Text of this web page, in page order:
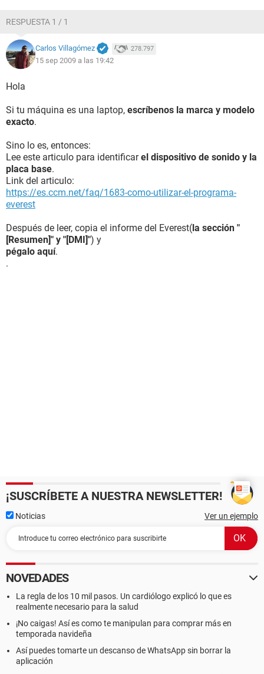
RESPUESTA 1 / 1
Carlos Villagómez 278.797
15 sep 2009 a las 19:42
Hola
Si tu máquina es una laptop, escríbenos la marca y modelo
exacto.
Sino lo es, entonces:
Lee este articulo para identificarel dispositivo de sonido y la
placa base.
Link del articulo:
https://es.ccm.net/faq/1683-como-utilizar-el-programa-
everest
Después de leer, copia el informe del Everest(la sección "
[Resumen]" y "[DMI]") y
pégalo aquí.
.
¡SUSCRÍBETE A NUESTRA NEWSLETTER!
Noticias Ver un ejemplo
NOVEDADES
La regla de los 10 mil pasos. Un cardiólogo explicó lo que es
realmente necesario para la salud
¡No caigas! Así es como te manipulan para comprar más en
temporada navideña
Así puedes tomarte un descanso de WhatsApp sin borrar la
aplicación